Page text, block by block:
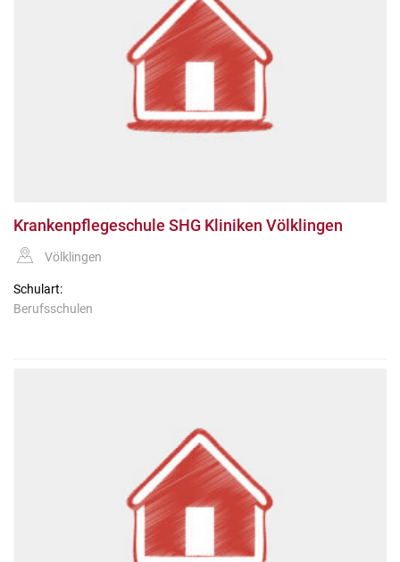
Krankenpflegeschule SHG Kliniken Völklingen
Völklingen
Schulart:
Berufsschulen